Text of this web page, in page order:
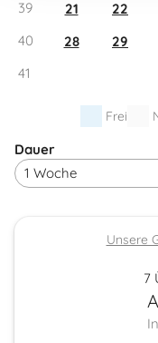
39 21 22
40
28 29
41
Frei
Dauer
Unsere
7